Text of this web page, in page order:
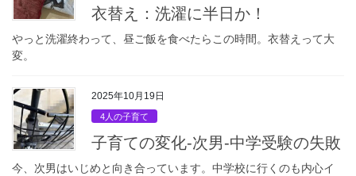
衣替え：洗濯に半日か！
やっと洗濯終わって、昼ご飯を食べたらこの時間。衣替えって大
変。
2025年10月19日
4人の子育て
子育ての変化-次男-中学受験の失敗
今、次男はいじめと向き合っています。中学校に行くのも内心イ